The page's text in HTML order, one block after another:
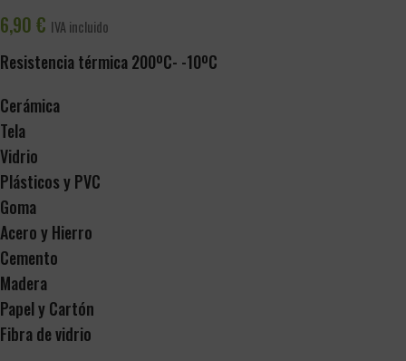
6,90 € IVA incluido
Resistencia térmica 200ºC- -10ºC
Cerámica
Tela
Vidrio
Plásticos y PVC
Goma
Acero y Hierro
Cemento
Madera
Papel y Cartón
Fibra de vidrio